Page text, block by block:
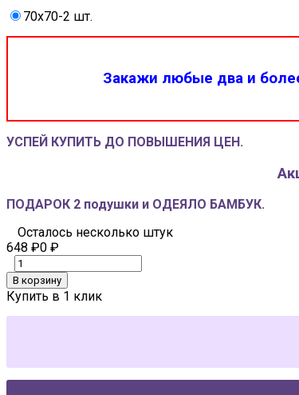
70x70-2 шт.
Закажи любые два и
УСПЕЙ КУПИТЬ ДО ПОВЫШЕНИЯ ЦЕН.
ПОДАРОК 2 подушки и ОДЕЯЛО БАМБУК.
Осталось несколько штук
648 ₽0 ₽
В корзину
Купить в 1 клик